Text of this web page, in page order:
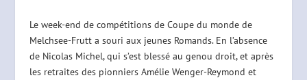
Le week-end de compétitions de Coupe du monde de
Melchsee-Frutt a souri aux jeunes Romands. En l’absence
de Nicolas Michel, qui s’est blessé au genou droit, et après
les retraites des pionniers Amélie Wenger-Reymond et